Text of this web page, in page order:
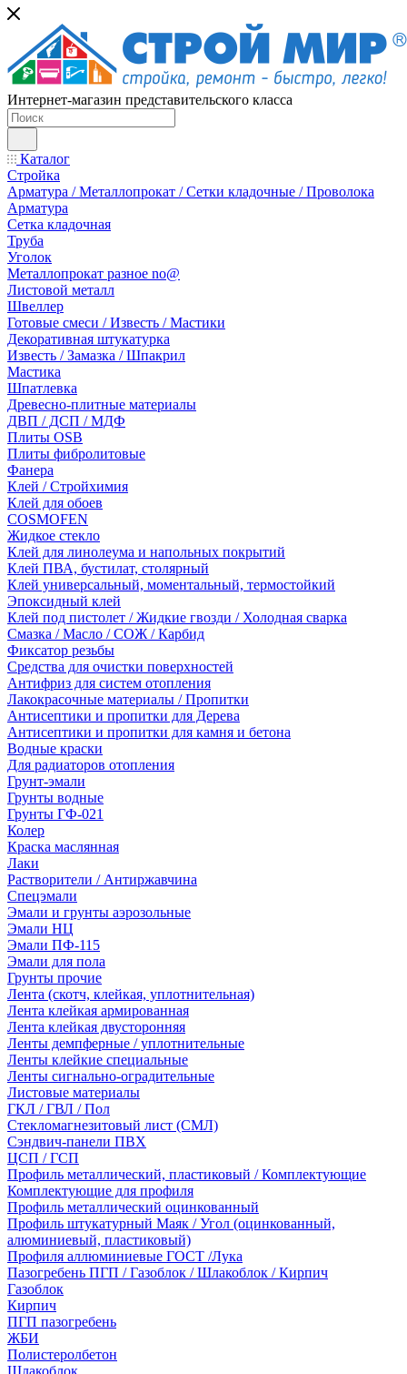
Интернет-магазин представительского класса
Каталог
Стройка
Арматура / Металлопрокат / Сетки кладочные / Проволока
Арматура
Сетка кладочная
Труба
Уголок
Металлопрокат разное no@
Листовой металл
Швеллер
Готовые смеси / Известь / Мастики
Декоративная штукатурка
Известь / Замазка / Шпакрил
Мастика
Шпатлевка
Древесно-плитные материалы
ДВП / ДСП / МДФ
Плиты OSB
Плиты фибролитовые
Фанера
Клей / Стройхимия
Клей для обоев
COSMOFEN
Жидкое стекло
Клей для линолеума и напольных покрытий
Клей ПВА, бустилат, столярный
Клей универсальный, моментальный, термостойкий
Эпоксидный клей
Клей под пистолет / Жидкие гвозди / Холодная сварка
Смазка / Масло / СОЖ / Карбид
Фиксатор резьбы
Средства для очистки поверхностей
Антифриз для систем отопления
Лакокрасочные материалы / Пропитки
Антисептики и пропитки для Дерева
Антисептики и пропитки для камня и бетона
Водные краски
Для радиаторов отопления
Грунт-эмали
Грунты водные
Грунты ГФ-021
Колер
Краска маслянная
Лаки
Растворители / Антиржавчина
Спецэмали
Эмали и грунты аэрозольные
Эмали НЦ
Эмали ПФ-115
Эмали для пола
Грунты прочие
Лента (скотч, клейкая, уплотнительная)
Лента клейкая армированная
Лента клейкая двусторонняя
Ленты демпферные / уплотнительные
Ленты клейкие специальные
Ленты сигнально-оградительные
Листовые материалы
ГКЛ / ГВЛ / Пол
Стекломагнезитовый лист (СМЛ)
Сэндвич-панели ПВХ
ЦСП / ГСП
Профиль металлический, пластиковый / Комплектующие
Комплектующие для профиля
Профиль металлический оцинкованный
Профиль штукатурный Маяк / Угол (оцинкованный,
алюминиевый, пластиковый)
Профиля аллюминиевые ГОСТ /Лука
Пазогребень ПГП / Газоблок / Шлакоблок / Кирпич
Газоблок
Кирпич
ПГП пазогребень
ЖБИ
Полистеролбетон
Шлакоблок